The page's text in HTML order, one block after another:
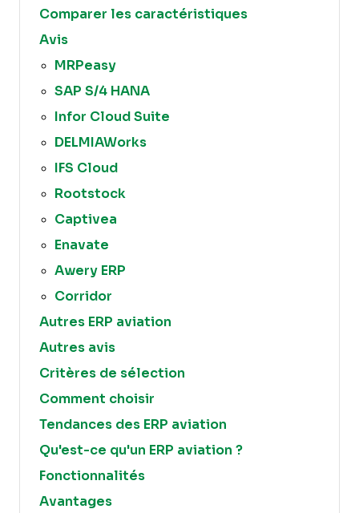
Comparer les caractéristiques
Avis
MRPeasy
SAP S/4 HANA
Infor Cloud Suite
DELMIAWorks
IFS Cloud
Rootstock
Captivea
Enavate
Awery ERP
Corridor
Autres ERP aviation
Autres avis
Critères de sélection
Comment choisir
Tendances des ERP aviation
Qu'est-ce qu'un ERP aviation ?
Fonctionnalités
Avantages